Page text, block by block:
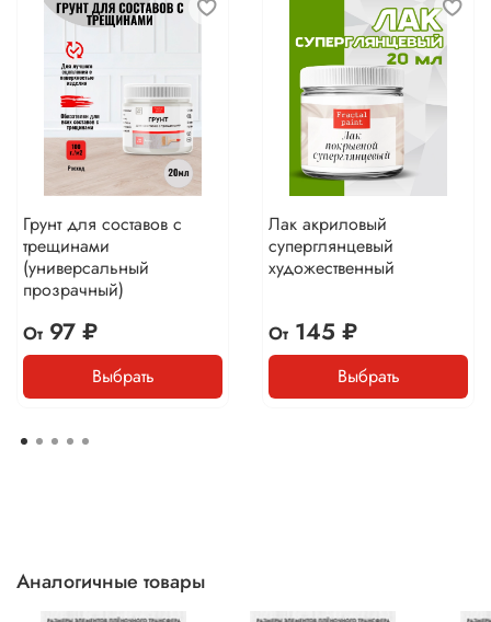
Грунт для составов с
трещинами
(универсальный
прозрачный)
От97 ₽
Выбрать
Лак акриловый
суперглянцевый
художественный
От145 ₽
Выбрать
Аналогичные товары